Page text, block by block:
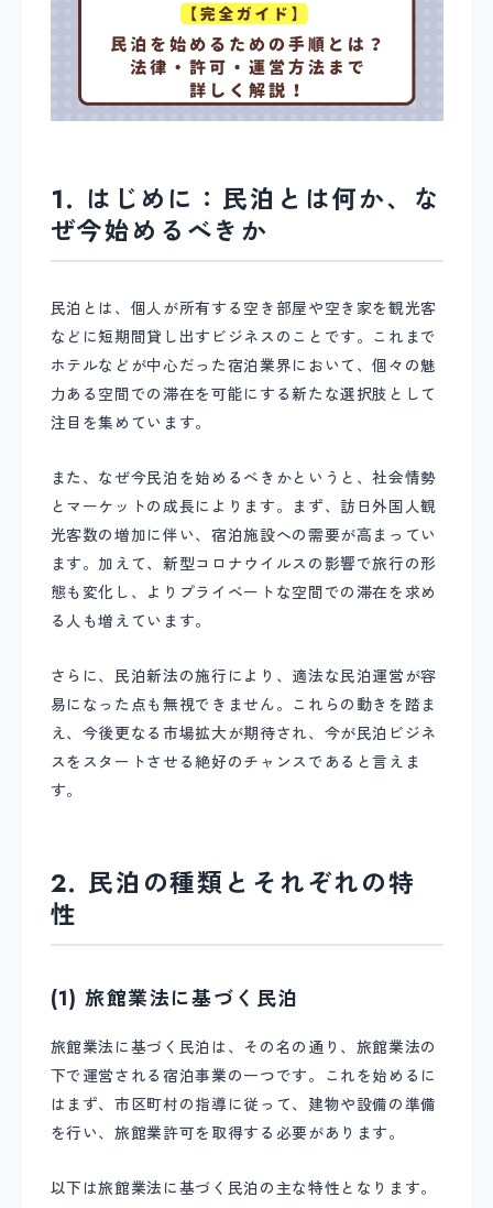
1. はじめに：民泊とは何か、な
ぜ今始めるべきか
民泊とは、個人が所有する空き部屋や空き家を観光客
などに短期間貸し出すビジネスのことです。これまで
ホテルなどが中心だった宿泊業界において、個々の魅
力ある空間での滞在を可能にする新たな選択肢として
注目を集めています。
また、なぜ今民泊を始めるべきかというと、社会情勢
とマーケットの成長によります。まず、訪日外国人観
光客数の増加に伴い、宿泊施設への需要が高まってい
ます。加えて、新型コロナウイルスの影響で旅行の形
態も変化し、よりプライベートな空間での滞在を求め
る人も増えています。
さらに、民泊新法の施行により、適法な民泊運営が容
易になった点も無視できません。これらの動きを踏ま
え、今後更なる市場拡大が期待され、今が民泊ビジネ
スをスタートさせる絶好のチャンスであると言えま
す。
2. 民泊の種類とそれぞれの特
性
(1) 旅館業法に基づく民泊
旅館業法に基づく民泊は、その名の通り、旅館業法の
下で運営される宿泊事業の一つです。これを始めるに
はまず、市区町村の指導に従って、建物や設備の準備
を行い、旅館業許可を取得する必要があります。
以下は旅館業法に基づく民泊の主な特性となります。